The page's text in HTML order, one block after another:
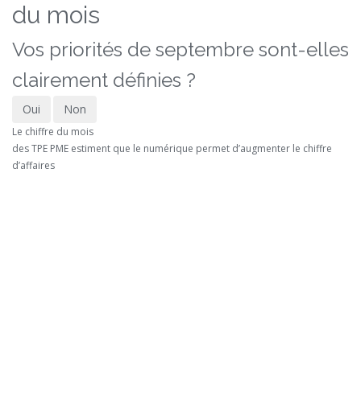
du mois
Vos priorités de septembre sont-elles
clairement définies ?
Oui Non
Le chiffre du mois
des TPE PME estiment que le numérique permet d’augmenter le chiffre
d’affaires